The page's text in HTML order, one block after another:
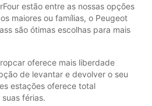
estão entre as nossas opções
maiores ou famílias, o Peugeot
são ótimas escolhas para mais
oferece mais liberdade
de levantar e devolver o seu
estações oferece total
férias.